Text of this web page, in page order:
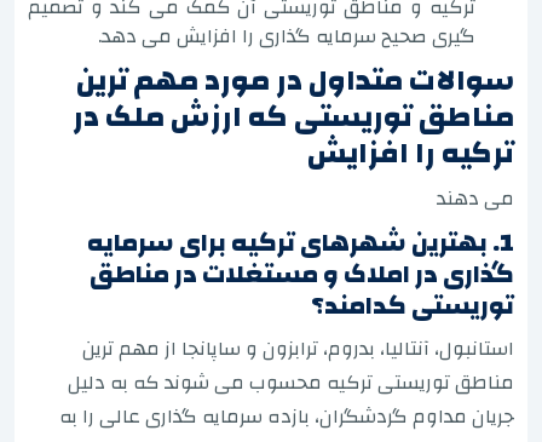
گیری صحیح سرمایه گذاری را افزایش می دهد.
سوالات متداول در مورد مهم ترین
مناطق توریستی که ارزش ملک در
ترکیه را افزایش
می دهند
1. بهترین شهرهای ترکیه برای سرمایه
گذاری در املاک و مستغلات در مناطق
توریستی کدامند؟
استانبول، آنتالیا، بدروم، ترابزون و ساپانجا از مهم ترین
مناطق توریستی ترکیه محسوب می شوند که به دلیل
جریان مداوم گردشگران، بازده سرمایه گذاری عالی را به